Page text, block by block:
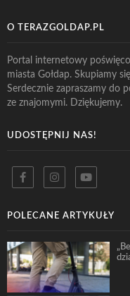
O TERAZGOLDAP.PL
Portal internetowy
miasta Gołdap. Skupiamy
Serdecznie zapraszamy do
ze znajomymi. Dziękujemy.
UDOSTĘPNIJ NAS!
POLECANE ARTYKUŁY